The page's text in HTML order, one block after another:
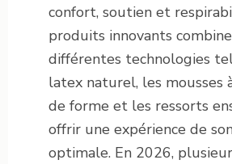
confort, soutien et
produits innovants
différentes technologies
latex naturel, les mousses
de forme et les ressorts
offrir une expérience de
optimale. En 2026,